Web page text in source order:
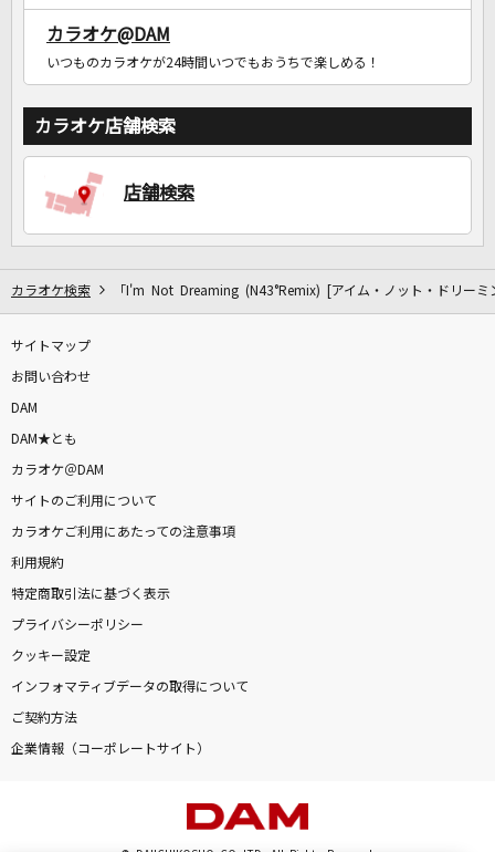
カラオケ@DAM
いつものカラオケが24時間いつでもおうちで楽しめる！
カラオケ店舗検索
店舗検索
カラオケ検索 「I'm Not Dreaming (N43°Remix) [アイム・ノット・ドリーミ
サイトマップ
お問い合わせ
DAM
DAM★とも
カラオケ＠DAM
サイトのご利用について
カラオケご利用にあたっての注意事項
利用規約
特定商取引法に基づく表示
プライバシーポリシー
クッキー設定
インフォマティブデータの取得について
ご契約方法
企業情報（コーポレートサイト）